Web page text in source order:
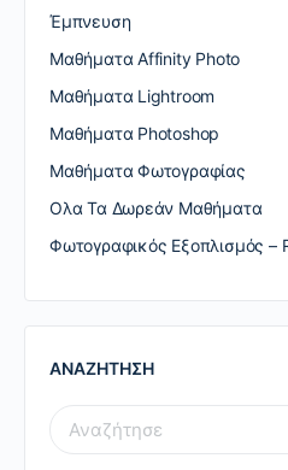
Έμπνευση
Μαθήματα Affinity Photo
Μαθήματα Lightroom
Μαθήματα Photoshop
Μαθήματα Φωτογραφίας
Ολα Τα Δωρεάν Μαθήματα
Φωτογραφικός Εξοπλισμός –
ΑΝΑΖΗΤΗΣΗ
SEARCH
FOR: